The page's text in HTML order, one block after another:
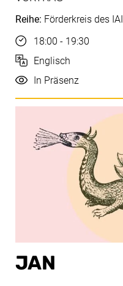
Reihe: Förderkreis des IAI
Uhrzeit
18:00 - 19:30
Sprache
Englisch
Durchführung
In Präsenz
JAN